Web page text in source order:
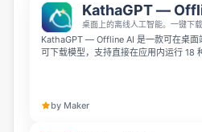
KathaGPT —
桌面上的离线人工智能。一键下载
KathaGPT — Offline AI 是一款可在桌面
可下载模型，支持直接在应用内运行 18
by Maker